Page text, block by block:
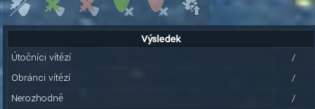
Výsledek
Útočníci vítězí
/
Obránci vítězí
/
Nerozhodně
/